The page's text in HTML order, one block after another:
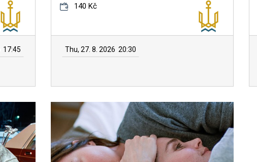
17:45
140 Kč
Thu, 27. 8. 2026 20:30